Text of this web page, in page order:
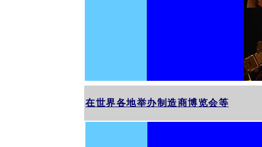
在世界各地举办制造商博览会等